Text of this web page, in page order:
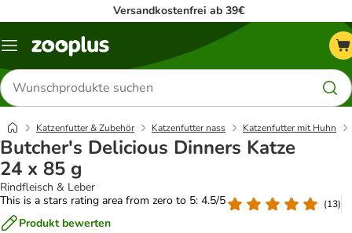
Versandkostenfrei ab 39€
Menü
Produkte
suchen
Katzenfutter & Zubehör Katzenfutter nass Katzenfutter mit Huhn
Butcher's Delicious Dinners Katze
24 x 85 g
Rindfleisch & Leber
This is a stars rating area from zero to 5: 4.5/5
(13)
Produkt bewerten